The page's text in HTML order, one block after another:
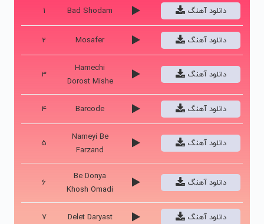
1 Bad Shodam دانلود آهنگ
2 Mosafer دانلود آهنگ
3
Hamechi
Dorost Mishe
دانلود آهنگ
4 Barcode دانلود آهنگ
5
Nameyi Be
Farzand
دانلود آهنگ
6
Be Donya
Khosh Omadi
دانلود آهنگ
7 Delet Daryast دانلود آهنگ